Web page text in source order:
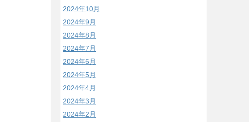
2024年10月
2024年9月
2024年8月
2024年7月
2024年6月
2024年5月
2024年4月
2024年3月
2024年2月